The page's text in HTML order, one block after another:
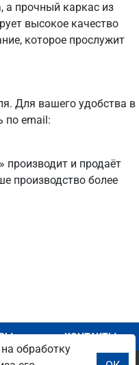
а прочный каркас из
высокое качество
которое прослужит
Для вашего удобства в
по email:
производит и продаёт
производство более
КОНТАКТЫ
обработку